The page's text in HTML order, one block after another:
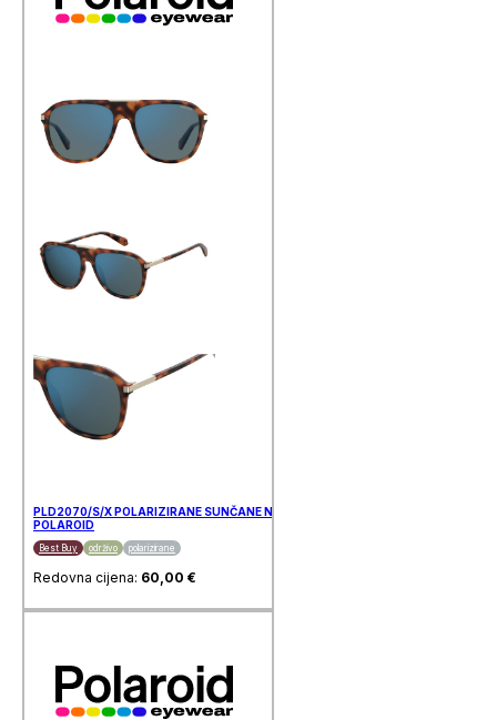
PLD2070/S/X POLARIZIRANE SUNČANE NAOČALE
POLAROID
Best Buy održivo polarizirane
Redovna cijena: 60,00 €